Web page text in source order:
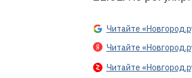
Читайте
Читайте
Читайте